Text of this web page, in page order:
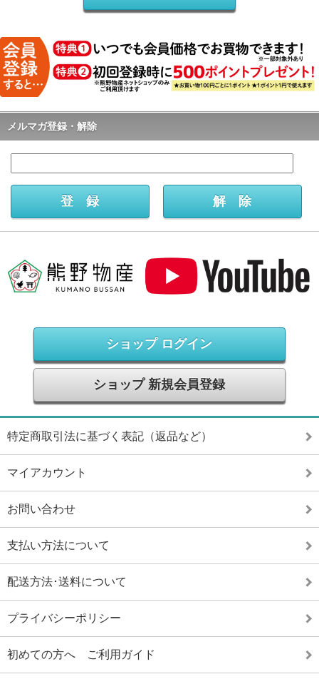
メルマガ登録・解除
ショップ ログイン
ショップ 新規会員登録
特定商取引法に基づく表記（返品など）
マイアカウント
お問い合わせ
支払い方法について
配送方法･送料について
プライバシーポリシー
初めての方へ ご利用ガイド